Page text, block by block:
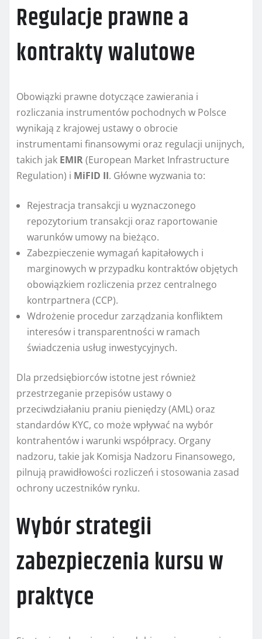
Regulacje prawne a
kontrakty walutowe
Obowiązki prawne dotyczące zawierania i
rozliczania instrumentów pochodnych w Polsce
wynikają z krajowej ustawy o obrocie
instrumentami finansowymi oraz regulacji unijnych,
takich jak EMIR(European Market Infrastructure
Regulation) i MiFID II. Główne wyzwania to:
Rejestracja transakcji u wyznaczonego
repozytorium transakcji oraz raportowanie
warunków umowy na bieżąco.
Zabezpieczenie wymagań kapitałowych i
marginowych w przypadku kontraktów objętych
obowiązkiem rozliczenia przez centralnego
kontrpartnera (CCP).
Wdrożenie procedur zarządzania konfliktem
interesów i transparentności w ramach
świadczenia usług inwestycyjnych.
Dla przedsiębiorców istotne jest również
przestrzeganie przepisów ustawy o
przeciwdziałaniu praniu pieniędzy (AML) oraz
standardów KYC, co może wpływać na wybór
kontrahentów i warunki współpracy. Organy
nadzoru, takie jak Komisja Nadzoru Finansowego,
pilnują prawidłowości rozliczeń i stosowania zasad
ochrony uczestników rynku.
Wybór strategii
zabezpieczenia kursu w
praktyce